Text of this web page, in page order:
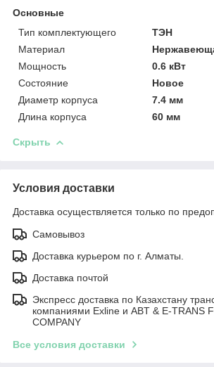
Основные
Тип комплектующего
ТЭН
Материал
Мощность
0.6 кВт
Состояние
Новое
Диаметр корпуса
7.4 мм
Длина корпуса
60 мм
Скрыть
Условия доставки
Доставка осуществляется только по
Самовывоз
Доставка курьером по г. Алматы.
Доставка почтой
Экспресс доставка по Казахстану
компаниями Exline и ABT & E-TRANS
COMPANY
Все условия доставки